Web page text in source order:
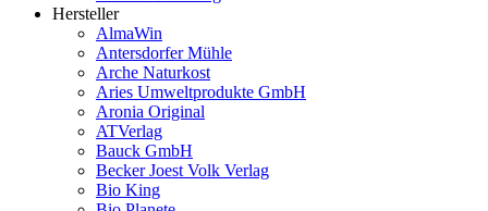
Hersteller
AlmaWin
Antersdorfer Mühle
Arche Naturkost
Aries Umweltprodukte GmbH
Aronia Original
ATVerlag
Bauck GmbH
Becker Joest Volk Verlag
Bio King